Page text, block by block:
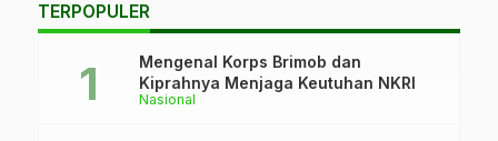
TERPOPULER
Nasional
Mengenal Korps Brimob dan
Kiprahnya Menjaga Keutuhan NKRI